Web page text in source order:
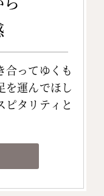
合ってゆくも
を運んでほし
ピタリティと